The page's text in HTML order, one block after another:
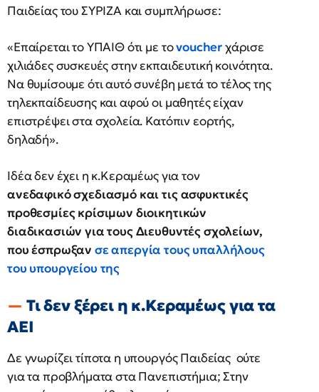
Παιδείας του ΣΥΡΙΖΑ και συμπλήρωσε:
«Επαίρεται το ΥΠΑΙΘ ότι με τοvoucherχάρισε
χιλιάδες συσκευές στην εκπαιδευτική κοινότητα.
Να θυμίσουμε ότι αυτό συνέβη μετά το τέλος της
τηλεκπαίδευσης και αφού οι μαθητές είχαν
επιστρέψει στα σχολεία. Κατόπιν εορτής,
δηλαδή».
Ιδέα δεν έχει η κ.Κεραμέως για τον
ανεδαφικό σχεδιασμό και τις ασφυκτικές
προθεσμίες κρίσιμων διοικητικών
διαδικασιών για τους Διευθυντές σχολείων,
που έσπρωξαν σε απεργία τους υπαλλήλους
του υπουργείου της
Τι δεν ξέρει η κ.Κεραμέως για τα
ΑΕΙ
Δε γνωρίζει τίποτα η υπουργός Παιδείας ούτε
για τα προβλήματα στα Πανεπιστήμια; Στην